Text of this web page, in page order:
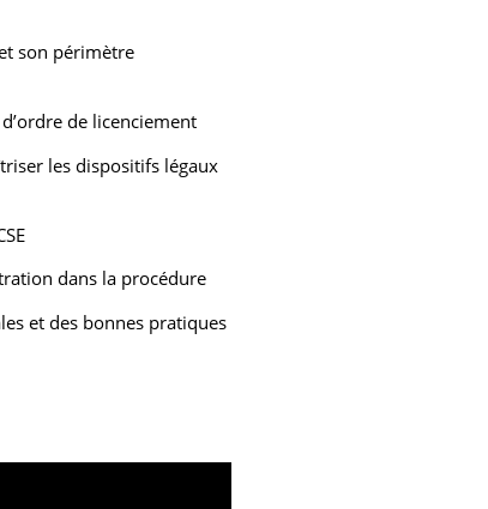
son périmètre
de licenciement
les dispositifs légaux
dans la procédure
et des bonnes pratiques